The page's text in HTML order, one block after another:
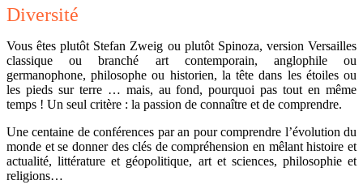
Diversité
Vous êtes plutôt Stefan Zweig ou plutôt Spinoza, version Versailles
classique ou branché art contemporain, anglophile ou
germanophone, philosophe ou historien, la tête dans les étoiles ou
les pieds sur terre … mais, au fond, pourquoi pas tout en même
temps ! Un seul critère : la passion de connaître et de comprendre.
Une centaine de conférences par an pour comprendre l’évolution du
monde et se donner des clés de compréhension en mêlant histoire et
actualité, littérature et géopolitique, art et sciences, philosophie et
religions…